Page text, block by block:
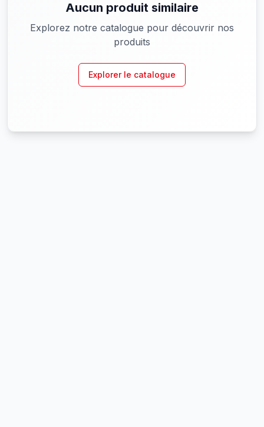
Aucun produit similaire
Explorez notre catalogue pour découvrir nos
produits
Explorer le catalogue